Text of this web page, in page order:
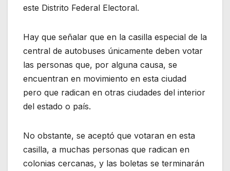
este Distrito Federal Electoral.
Hay que señalar que en la casilla especial de la
central de autobuses únicamente deben votar
las personas que, por alguna causa, se
encuentran en movimiento en esta ciudad
pero que radican en otras ciudades del interior
del estado o país.
No obstante, se aceptó que votaran en esta
casilla, a muchas personas que radican en
colonias cercanas, y las boletas se terminarán